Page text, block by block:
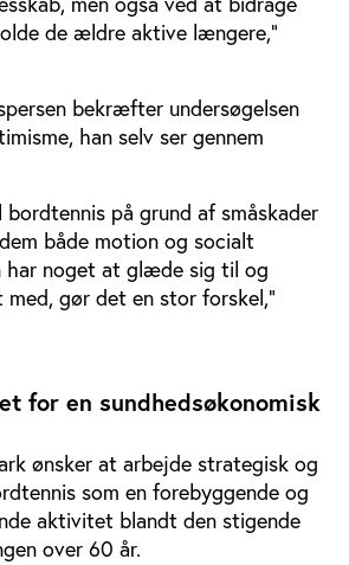
de ældre aktive længere,”
bekræfter undersøgelsen
han selv ser gennem
på grund af småskader
både motion og socialt
har noget at glæde sig til og
med, gør det en stor forskel,"
for en sundhedsøkonomisk
ønsker at arbejde strategisk og
som en forebyggende og
aktivitet blandt den stigende
over 60 år.